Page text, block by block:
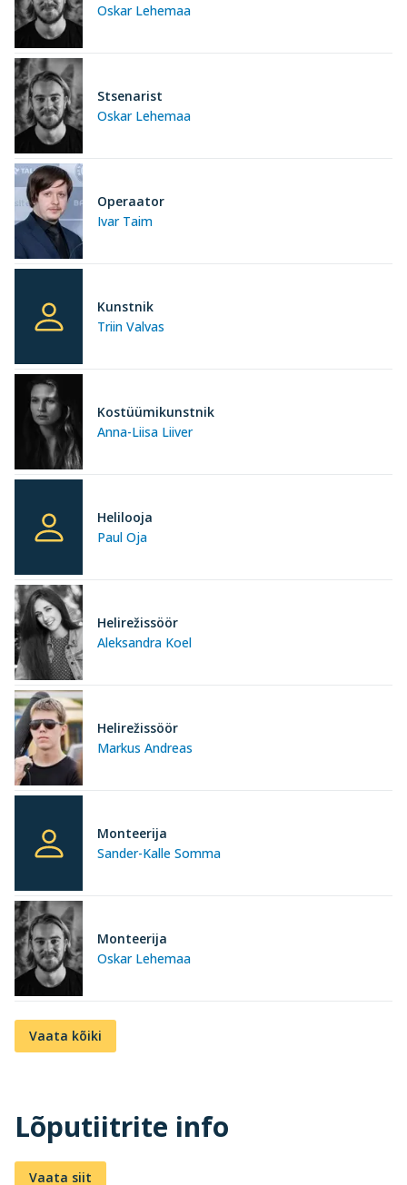
Oskar Lehemaa
Oskar Lehemaa
Stsenarist
Ivar Taim
Operaator
Triin Valvas
Kunstnik
Anna-Liisa Liiver
Kostüümikunstnik
Paul Oja
Helilooja
Aleksandra Koel
Helirežissöör
Markus Andreas
Helirežissöör
Sander-Kalle Somma
Monteerija
Oskar Lehemaa
Monteerija
Vaata kõiki
Lõputiitrite info
Vaata siit